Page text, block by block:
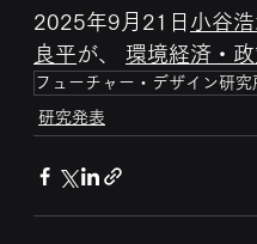
2025年9月21日 小谷
良平が、 環境経済・
フューチャー・デザイン研究
研究発表